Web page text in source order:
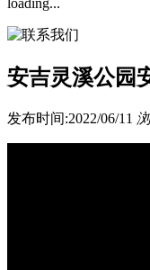
loading...
安吉灵溪公园
发布时间:2022/06/11